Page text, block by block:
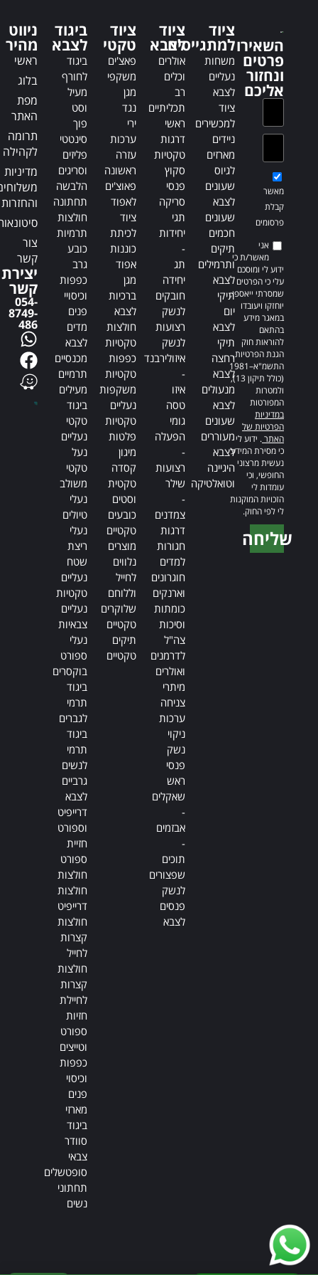
t
i
v
t
i
v
e
:
השאירו
פרטים
ונחזור
אליכם
מאשר
קבלת
פרסומים
אני
מאשר/ת כי
ידוע לי ומוסכם
עלי כי הפרטים
שמסרתי ייאספו,
יוחזקו ויעובדו
במאגר מידע
בהתאם
להוראות חוק
הגנת הפרטיות,
התשמ"א–1981
(כולל תיקון 13),
ולמטרות
המפורטות
במדיניות
הפרטיות של
האתר. ידוע לי
כי מסירת המידע
נעשית מרצוני
החופשי, וכי
עומדות לי
הזכויות המוקנות
לי לפי החוק.
שליחה
ציוד
למתגייסים
משחות
נעליים
לצבא
ציוד
למכשירים
ניידים
מארזים
לגיוס
שעונים
לצבא
שעונים
חכמים
תיקים
ותרמילים
לצבא
תיקי
יום
לצבא
תיקי
רחצה
לצבא
מנעולים
לצבא
שעונים
מעוררים
לצבא
היגיינה
וטואלטיקה
ציוד
לצבא
אולרים
וכלים
רב
תכליתיים
ראשי
דרגות
טקטיות
סקוץ
פנסי
סריקה
תגי
יחידות
-
תג
יחידה
חובקים
לנשק
רצועות
לנשק
איזולירבנד
-
איזו
טסה
גומי
הפעלה
-
רצועות
שילר
-
צמדנים
דרגות
חגורות
למדים
חוגרונים
וארנקים
כומתות
וסיכות
צה"ל
לדרמנים
ואולרים
מיתרי
צניחה
ערכות
ניקוי
נשק
פנסי
ראש
שאקלים
-
אבזמים
-
תוכים
שפצורים
לנשק
פנסים
לצבא
ציוד
טקטי
פאצ'ים
משקפי
מגן
נגד
ירי
ערכות
עזרה
ראשונה
פאוצ'ים
לאפוד
ציוד
לכיתת
כוננות
אפוד
מגן
ברכיות
לצבא
חולצות
טקטיות
כפפות
טקטיות
משקפות
נעליים
טקטיות
פלטות
מיגון
קסדה
טקטית
וסטים
כובעים
טקטיים
מוצרים
נלווים
לחייל
וללוחם
שלוקרים
טקטיים
תיקים
טקטיים
ביגוד
לצבא
ביגוד
לחורף
מעיל
וסט
פוך
סינטטי
פליזים
וסריגים
הלבשה
תחתונה
חולצות
תרמיות
כובע
גרב
כפפות
וכיסויי
פנים
מדים
לצבא
מכנסיים
תרמיים
מעילים
ביגוד
טקטי
נעליים
נעל
טקטי
משולב
נעלי
טיולים
נעלי
ריצת
שטח
נעליים
טקטיות
נעליים
צבאיות
נעלי
ספורט
בוקסרים
ביגוד
תרמי
לגברים
ביגוד
תרמי
לנשים
גרביים
לצבא
דרייפיט
וספורט
חזיית
ספורט
חולצות
חולצות
דרייפיט
חולצות
קצרות
לחייל
חולצות
קצרות
לחיילת
חזיות
ספורט
וטייצים
כפפות
וכיסוי
פנים
מארזי
ביגוד
סוודר
צבאי
סופטשלים
תחתוני
נשים
ניווט
מהיר
ראשי
בלוג
מפת
האתר
תרומה
לקהילה
מדיניות
והחזרות
צור
קשר
יצירת
קשר
054-
8749-
486